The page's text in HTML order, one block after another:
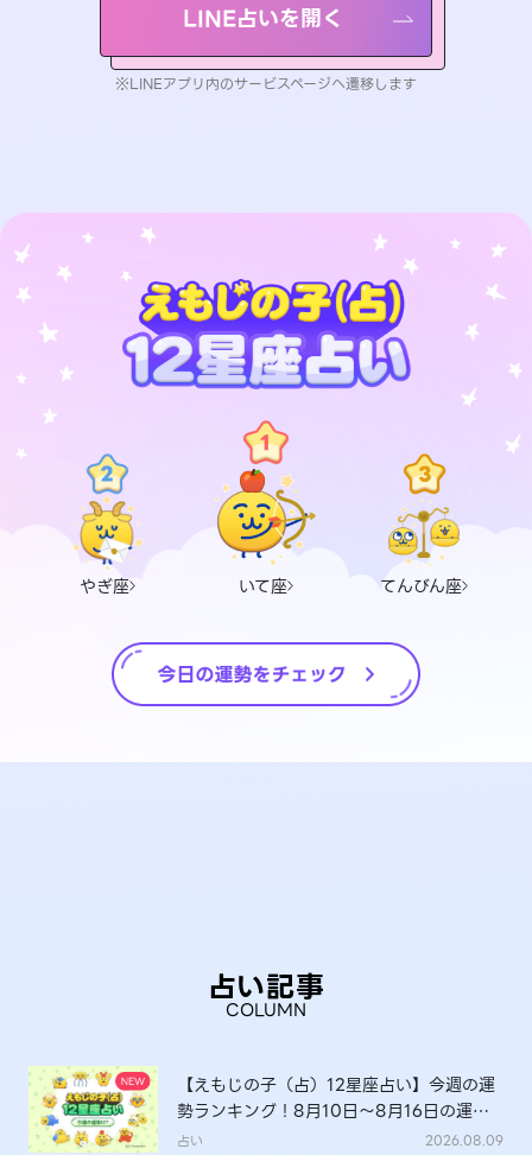
LINE占いを開く
※LINEアプリ内のサービスページへ遷移します
やぎ座 いて座 てんびん座
占い記事
COLUMN
【えもじの子（占）12星座占い】今週の運
勢ランキング！8月10日～8月16日の運勢
は？
占い 2026.08.09